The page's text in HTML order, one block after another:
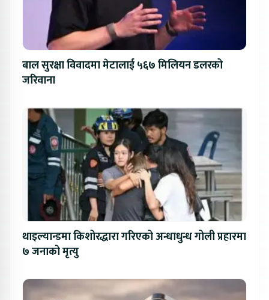
बाल सुरक्षा विवादमा मेटालाई ५६७ मिलियन डलरको
जरिवाना
थाइल्यान्डमा किशोरद्धारा गरिएको अन्धाधुन्ध गोली प्रहारमा
७ जनाको मृत्यु